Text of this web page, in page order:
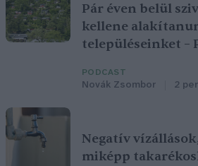
Pár éven belül
kellene
településeinket –
PODCAST
Novák Zsombor 2
Negatív
miképp